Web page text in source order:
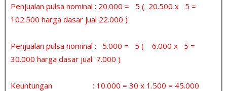
Penjualan pulsa nominal : 20.000 = 5 ( 20.500 x 5 =
102.500 harga dasar jual 22.000 )
Penjualan pulsa nominal : 5.000 = 5 ( 6.000 x 5 =
30.000 harga dasar jual 7.000 )
Keuntungan : 10.000 = 30 x 1.500 = 45.000